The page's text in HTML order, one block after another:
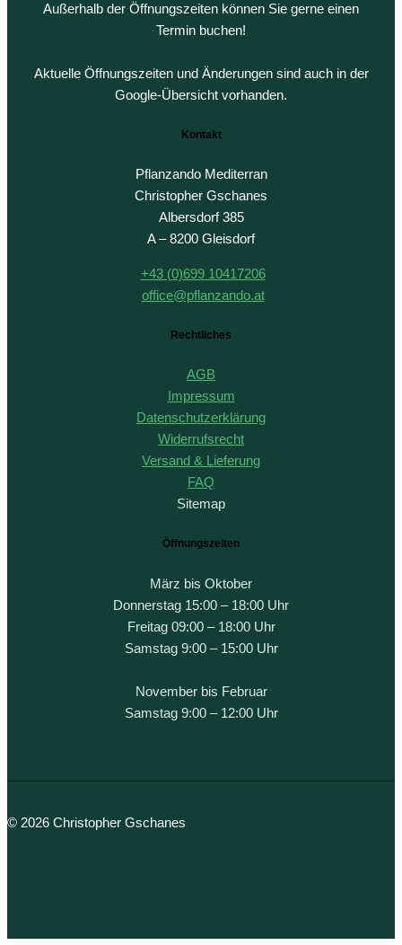
Außerhalb der Öffnungszeiten können Sie gerne einen
Termin buchen!
Aktuelle Öffnungszeiten und Änderungen sind auch in der
Google-Übersicht vorhanden.
Kontakt
Pflanzando Mediterran
Christopher Gschanes
Albersdorf 385
A – 8200 Gleisdorf
+43 (0)699 10417206
office@pflanzando.at
Rechtliches
AGB
Impressum
Datenschutzerklärung
Widerrufsrecht
Versand & Lieferung
FAQ
Sitemap
Öffnungszeiten
März bis Oktober
Donnerstag 15:00 – 18:00 Uhr
Freitag 09:00 – 18:00 Uhr
Samstag 9:00 – 15:00 Uhr
November bis Februar
Samstag 9:00 – 12:00 Uhr
© 2026 Christopher Gschanes